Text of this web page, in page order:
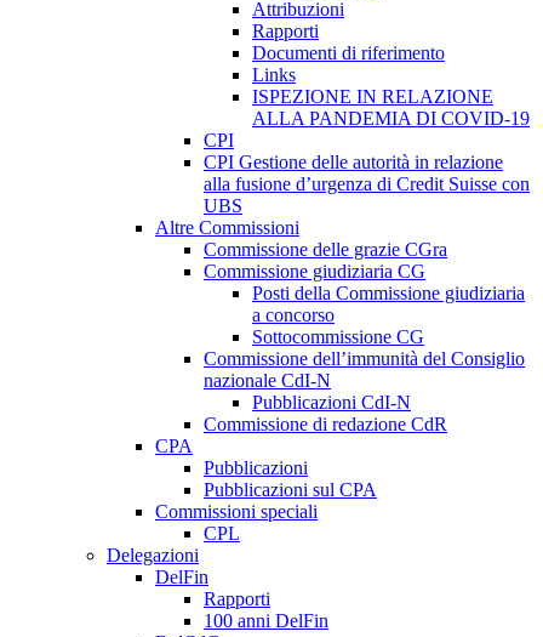
Attribuzioni
Rapporti
Documenti di riferimento
Links
ISPEZIONE IN RELAZIONE
ALLA PANDEMIA DI COVID-19
CPI
CPI Gestione delle autorità in relazione
alla fusione d’urgenza di Credit Suisse con
UBS
Altre Commissioni
Commissione delle grazie CGra
Commissione giudiziaria CG
Posti della Commissione giudiziaria
a concorso
Sottocommissione CG
Commissione dell’immunità del Consiglio
nazionale CdI-N
Pubblicazioni CdI-N
Commissione di redazione CdR
CPA
Pubblicazioni
Pubblicazioni sul CPA
Commissioni speciali
CPL
Delegazioni
DelFin
Rapporti
100 anni DelFin